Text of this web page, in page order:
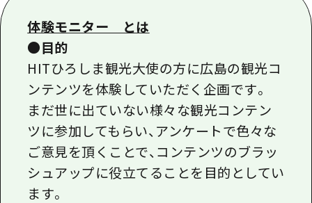
世界遺産
学び・体験
定番
歴史・文化
癒し
備後
芸北
宮島周辺
山口県東部
弾丸
宮島周辺
山口県東部
愛媛県
島根県
お役立ち情報一覧
二次交通まとめ
施設の混雑状況のお知らせ
お得な周遊チケット
手荷物預かり・配送サービス
HOME
新着情報
お問い合わせ
事業者・学校関係者の皆さま
体験モニター とは
●目的
HITひろしま観光大使の方に広島の観光コ
ンテンツを体験していただく企画です。
まだ世に出ていない様々な観光コンテン
ツに参加してもらい、アンケートで色々な
ご意見を頂くことで、コンテンツのブラッ
シュアップに役立てることを目的としてい
ます。